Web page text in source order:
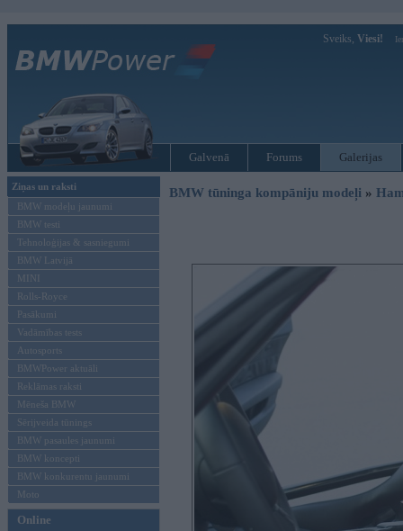
Sveiks, Viesi!
Galvenā Forums Galerijas
Ziņas un raksti
BMW modeļu jaunumi
BMW testi
Tehnoloģijas & sasniegumi
BMW Latvijā
MINI
Rolls-Royce
Pasākumi
Vadāmības tests
Autosports
BMWPower aktuāli
Reklāmas raksti
Mēneša BMW
Sērijveida tūnings
BMW pasaules jaunumi
BMW koncepti
BMW konkurentu jaunumi
Moto
Online
BMW tūninga kompāniju modeļi »